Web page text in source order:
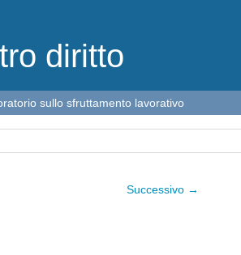
diritto
Successivo →
sullo sfruttamento lavorativo